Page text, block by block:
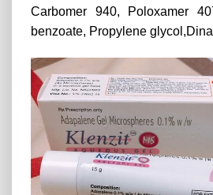
Carbomer 940, Poloxamer
benzoate, Propylene